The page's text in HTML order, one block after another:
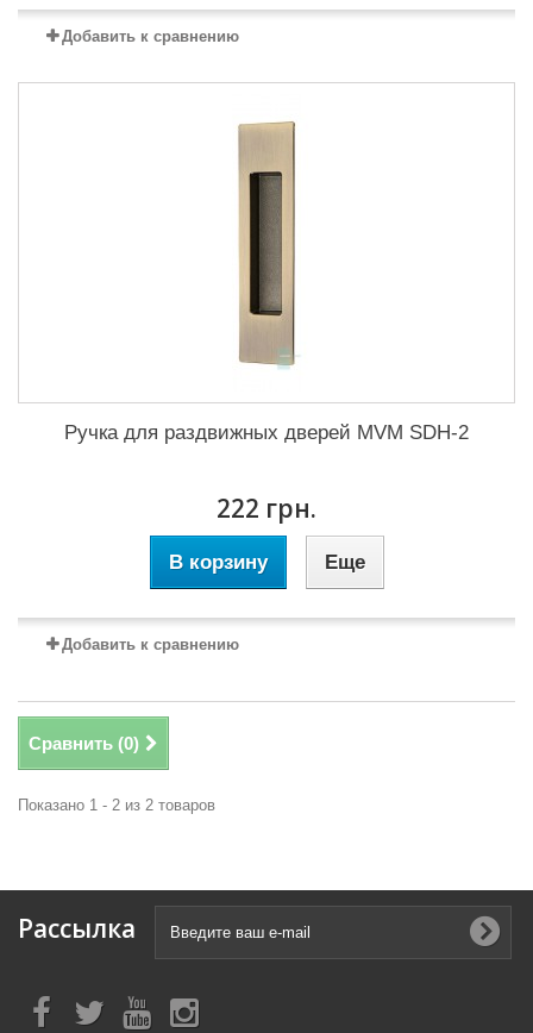
Добавить к сравнению
Ручка для раздвижных дверей MVM SDH-2
222 грн.
В корзину Еще
Добавить к сравнению
Сравнить (0)
Показано 1 - 2 из 2 товаров
Рассылка